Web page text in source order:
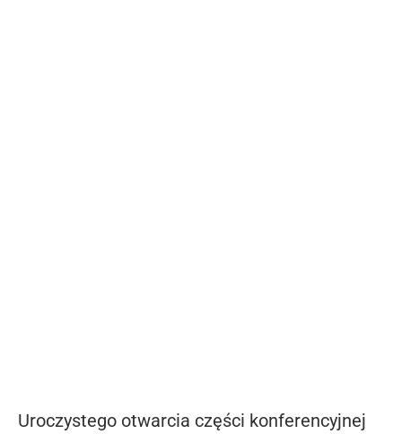
Uroczystego otwarcia części konferencyjnej